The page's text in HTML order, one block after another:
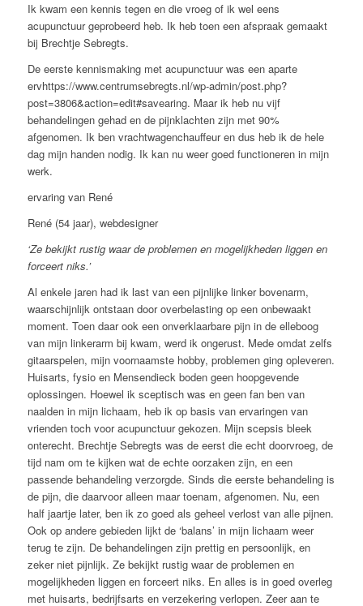
Ik kwam een kennis tegen en die vroeg of ik wel eens
acupunctuur geprobeerd heb. Ik heb toen een afspraak gemaakt
bij Brechtje Sebregts.
De eerste kennismaking met acupunctuur was een aparte
ervhttps://www.centrumsebregts.nl/wp-admin/post.php?
post=3806&action=edit#savearing. Maar ik heb nu vijf
behandelingen gehad en de pijnklachten zijn met 90%
afgenomen. Ik ben vrachtwagenchauffeur en dus heb ik de hele
dag mijn handen nodig. Ik kan nu weer goed functioneren in mijn
werk.
ervaring van René
René (54 jaar), webdesigner
‘Ze bekijkt rustig waar de problemen en mogelijkheden liggen en
forceert niks.’
Al enkele jaren had ik last van een pijnlijke linker bovenarm,
waarschijnlijk ontstaan door overbelasting op een onbewaakt
moment. Toen daar ook een onverklaarbare pijn in de elleboog
van mijn linkerarm bij kwam, werd ik ongerust. Mede omdat zelfs
gitaarspelen, mijn voornaamste hobby, problemen ging opleveren.
Huisarts, fysio en Mensendieck boden geen hoopgevende
oplossingen. Hoewel ik sceptisch was en geen fan ben van
naalden in mijn lichaam, heb ik op basis van ervaringen van
vrienden toch voor acupunctuur gekozen. Mijn scepsis bleek
onterecht. Brechtje Sebregts was de eerst die echt doorvroeg, de
tijd nam om te kijken wat de echte oorzaken zijn, en een
passende behandeling verzorgde. Sinds die eerste behandeling is
de pijn, die daarvoor alleen maar toenam, afgenomen. Nu, een
half jaartje later, ben ik zo goed als geheel verlost van alle pijnen.
Ook op andere gebieden lijkt de ‘balans’ in mijn lichaam weer
terug te zijn. De behandelingen zijn prettig en persoonlijk, en
zeker niet pijnlijk. Ze bekijkt rustig waar de problemen en
mogelijkheden liggen en forceert niks. En alles is in goed overleg
met huisarts, bedrijfsarts en verzekering verlopen. Zeer aan te